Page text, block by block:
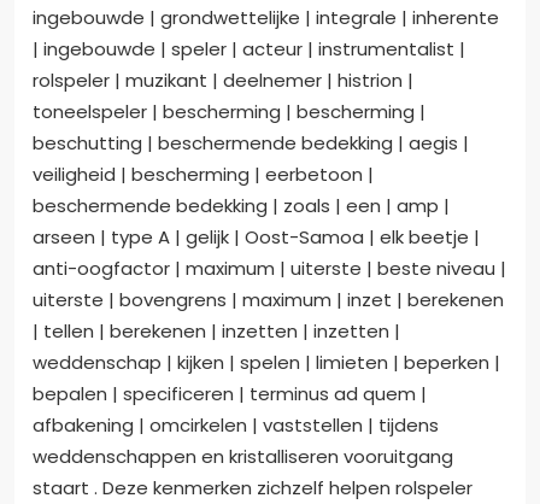
ingebouwde | grondwettelijke | integrale | inherente
| ingebouwde | speler | acteur | instrumentalist |
rolspeler | muzikant | deelnemer | histrion |
toneelspeler | bescherming | bescherming |
beschutting | beschermende bedekking | aegis |
veiligheid | bescherming | eerbetoon |
beschermende bedekking | zoals | een | amp |
arseen | type A | gelijk | Oost-Samoa | elk beetje |
anti-oogfactor | maximum | uiterste | beste niveau |
uiterste | bovengrens | maximum | inzet | berekenen
| tellen | berekenen | inzetten | inzetten |
weddenschap | kijken | spelen | limieten | beperken |
bepalen | specificeren | terminus ad quem |
afbakening | omcirkelen | vaststellen | tijdens
weddenschappen en kristalliseren vooruitgang
staart . Deze kenmerken zichzelf helpen rolspeler